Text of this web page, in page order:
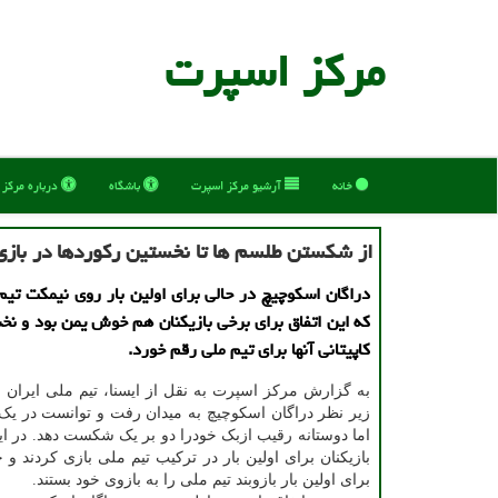
مركز اسپرت
خانه آرشیو مركز اسپرت باشگاه درباره
از شكستن طلسم ها تا نخستین ركوردها در
دراگان اسكوچیچ در حالی برای اولین بار روی نیمكت
كه این اتفاق برای برخی بازیكنان هم خوش یمن بود و
كاپیتانی آنها برای تیم ملی رقم خورد.
به گزارش مرکز اسپرت به نقل از ایسنا، تیم ملی ایران
زیر نظر دراگان اسکوچیچ به میدان رفت و توانست در
اما دوستانه رقیب ازبک خودرا دو بر یک شکست دهد. در
بازیکنان برای اولین بار در ترکیب تیم ملی بازی کردند
برای اولین بار بازوبند تیم ملی را به بازوی خود بستند.